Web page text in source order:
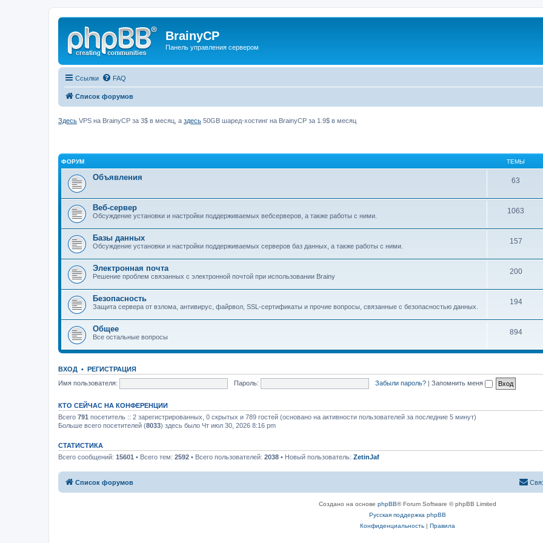
BrainyCP
Панель управления сервером
Ссылки FAQ
Список форумов
Здесь VPS на BrainyCP за 3$ в месяц, а здесь 50GB шаред-хостинг на BrainyCP за 1.9$ в месяц
ФОРУМ ТЕМЫ
Объявления 63
Веб-сервер
Обсуждение установки и настройки поддерживаемых вебсерверов, а также работы с ними.
1063
Базы данных
Обсуждение установки и настройки поддерживаемых серверов баз данных, а также работы с ними.
157
Электронная почта
Решение проблем связанных с электронной почтой при использовании Brainy
200
Безопасность
Защита сервера от взлома, антивирус, файрвол, SSL-сертификаты и прочие вопросы, связанные с безопасностью данных.
194
Общее
Все остальные вопросы
894
ВХОД • РЕГИСТРАЦИЯ
Имя пользователя:
Пароль: Забыли пароль? | Запомнить меня
КТО СЕЙЧАС НА КОНФЕРЕНЦИИ
Всего 791 посетитель :: 2 зарегистрированных, 0 скрытых и 789 гостей (основано на активности пользователей за последние 5 минут)
Больше всего посетителей (8033) здесь было Чт июл 30, 2026 8:16 pm
СТАТИСТИКА
Всего сообщений: 15601 • Всего тем: 2592 • Всего пользователей: 2038 • Новый пользователь: ZetinJaf
Список форумов
Создано на основе phpBB® Forum Software © phpBB Limited
Русская поддержка phpBB
Конфиденциальность| Правила